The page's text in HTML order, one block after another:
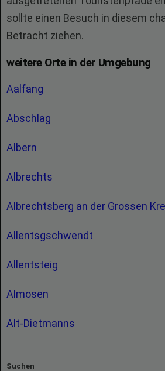
sollte einen Besuch in diesem
Betracht ziehen.
weitere Orte in der Umgebung
Aalfang
Abschlag
Albern
Albrechts
Albrechtsberg an der Grossen
Allentsgschwendt
Allentsteig
Almosen
Alt-Dietmanns
Suchen